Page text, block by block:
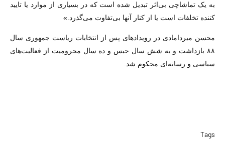
به یک تماشاچی بی‌اثر تبدیل شده است که در بسیاری از موارد یا تایید
کننده تخلفات است یا از کنار آنها بی‌تفاوت می‌گذرد.»
محسن میردامادی در رویدادهای پس از انتخابات ریاست جمهوری سال
۸۸ بازداشت و به شش سال حبس و ده سال محرومیت از فعالیت‌های
سیاسی و رسانه‌ای محکوم شد.
Tags